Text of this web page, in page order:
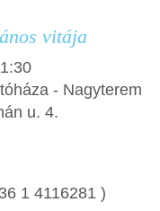
vitája
- Nagyterem
u. 4.
1 4116281 )